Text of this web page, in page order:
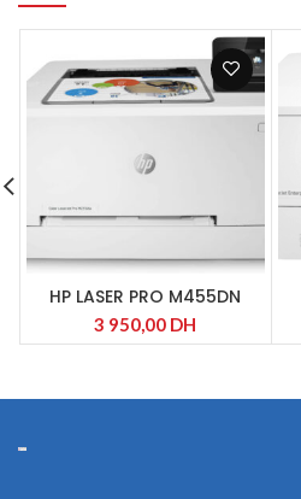
HP LASER PRO M455DN
3 950,00 DH